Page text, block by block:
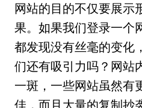
网站的目的不仅要展示
果。如果我们登录一个
都发现没有丝毫的变化
们还有吸引力吗？网站
一斑，一些网站虽然有
佳，而且大量的复制抄